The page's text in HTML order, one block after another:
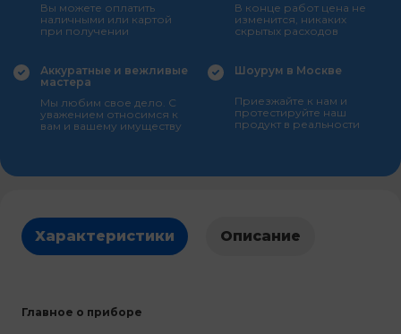
Вы можете оплатить
наличными или картой
при получении
В конце работ цена не
изменится, никаких
скрытых расходов
Аккуратные и вежливые
мастера
Мы любим свое дело. С
уважением относимся к
вам и вашему имуществу
Шоурум в Москве
Приезжайте к нам и
протестируйте наш
продукт в реальности
Характеристики Описание
Главное о приборе